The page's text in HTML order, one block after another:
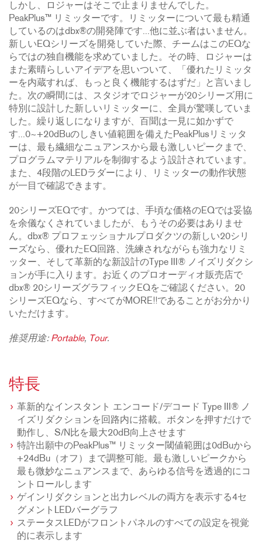
しかし、ロジャーはそこで止まりませんでした。
PeakPlus™ リミッターです。リミッターについて最も精通
しているのはdbx®の開発陣です...他に並ぶ者はいません。
新しいEQシリーズを開発していた際、チームはこのEQな
らではの独自機能を求めていました。その時、ロジャーは
また素晴らしいアイデアを思いついて、「優れたリミッタ
ーを内蔵すれば、もっと良く機能するはずだ」と言いまし
た。次の瞬間には、スタジオでロジャーが20シリーズ用に
特別に設計した新しいリミッターに、全員が驚嘆していま
した。繰り返しになりますが、百聞は一見に如かずで
す...0~+20dBuのしきい値範囲を備えたPeakPlusリミッタ
ーは、最も繊細なニュアンスから最も激しいピークまで、
プログラムマテリアルを制御するよう設計されています。
また、4段階のLEDラダーにより、リミッターの動作状態
が一目で確認できます。
20シリーズEQです。かつては、手頃な価格のEQでは妥協
を余儀なくされていましたが、もうその必要はありませ
ん。dbx® プロフェッショナルプロダクツの新しい20シリ
ーズなら、優れたEQ回路、洗練されながらも強力なリミ
ッター、そして革新的な新設計のType III® ノイズリダクシ
ョンが手に入ります。お近くのプロオーディオ販売店で
dbx® 20シリーズグラフィックEQをご確認ください。20
シリーズEQなら、すべてがMORE!!であることがお分かり
いただけます。
推奨用途: Portable, Tour.
特長
革新的なインスタント エンコード/デコード Type III® ノ
イズリダクションを回路内に搭載。ボタンを押すだけで
動作し、S/N比を最大20dB向上させます
特許出願中のPeakPlus™ リミッター閾値範囲は0dBuから
+24dBu（オフ）まで調整可能。最も激しいピークから
最も微妙なニュアンスまで、あらゆる信号を透過的にコ
ントロールします
ゲインリダクションと出力レベルの両方を表示する4セ
グメントLEDバーグラフ
ステータスLEDがフロントパネルのすべての設定を視覚
的に表示します